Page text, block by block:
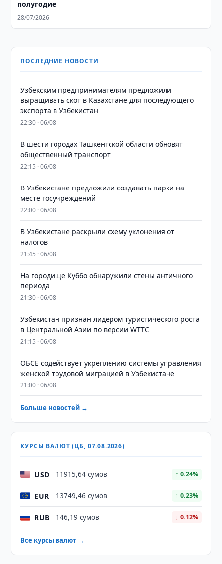
полугодие
28/07/2026
ПОСЛЕДНИЕ НОВОСТИ
Узбекским предпринимателям предложили
выращивать скот в Казахстане для последующего
экспорта в Узбекистан
22:30 · 06/08
В шести городах Ташкентской области обновят
общественный транспорт
22:15 · 06/08
В Узбекистане предложили создавать парки на
месте госучреждений
22:00 · 06/08
В Узбекистане раскрыли схему уклонения от
налогов
21:45 · 06/08
На городище Куббо обнаружили стены античного
периода
21:30 · 06/08
Узбекистан признан лидером туристического роста
в Центральной Азии по версии WTTC
21:15 · 06/08
ОБСЕ содействует укреплению системы управления
женской трудовой миграцией в Узбекистане
21:00 · 06/08
Больше новостей →
КУРСЫ ВАЛЮТ (ЦБ, 07.08.2026)
USD 11915,64 сумов ↑ 0.24%
EUR 13749,46 сумов ↑ 0.23%
RUB 146,19 сумов ↓ 0.12%
Все курсы валют →